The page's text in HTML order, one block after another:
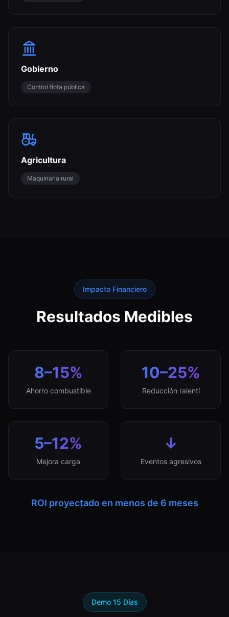
Gobierno
Control flota pública
Agricultura
Maquinaria rural
Impacto Financiero
Resultados Medibles
8–15%
Ahorro combustible
10–25%
Reducción ralentí
5–12%
Mejora carga
↓
Eventos agresivos
ROI proyectado en menos de 6 meses
Demo 15 Días